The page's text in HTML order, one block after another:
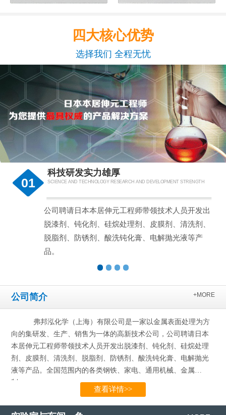
四大核心优势
选择我们 全程无忧
01
科技研发实力雄厚
SCIENCE AND TECHNOLOGY RESEARCH AND DEVELOPMENT STRENGTH
公司聘请日本本居伸元工程师带领技术人员开发出
脱漆剂、钝化剂、硅烷处理剂、皮膜剂、清洗剂、
脱脂剂、防锈剂、酸洗钝化膏、电解抛光液等产
品。
公司简介 +MORE
弗邦泓化学（上海）有限公司是一家以金属表面处理为方
向的集研发、生产、销售为一体的高新技术公司，公司聘请日本
本居伸元工程师带领技术人员开发出脱漆剂、钝化剂、硅烷处理
剂、皮膜剂、清洗剂、脱脂剂、防锈剂、酸洗钝化膏、电解抛光
液等产品。全国范围内的各类钢铁、家电、通用机械、金属
制…...
查看详情>>